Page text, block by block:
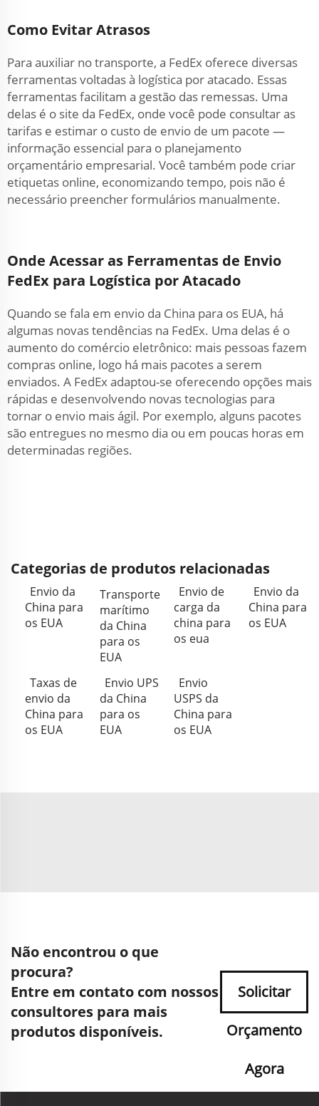
Como Evitar Atrasos
Para auxiliar no transporte, a FedEx oferece diversas
ferramentas voltadas à logística por atacado. Essas
ferramentas facilitam a gestão das remessas. Uma
delas é o site da FedEx, onde você pode consultar as
tarifas e estimar o custo de envio de um pacote —
informação essencial para o planejamento
orçamentário empresarial. Você também pode criar
etiquetas online, economizando tempo, pois não é
necessário preencher formulários manualmente.
Onde Acessar as Ferramentas de Envio
FedEx para Logística por Atacado
Quando se fala em envio da China para os EUA, há
algumas novas tendências na FedEx. Uma delas é o
aumento do comércio eletrônico: mais pessoas fazem
compras online, logo há mais pacotes a serem
enviados. A FedEx adaptou-se oferecendo opções mais
rápidas e desenvolvendo novas tecnologias para
tornar o envio mais ágil. Por exemplo, alguns pacotes
são entregues no mesmo dia ou em poucas horas em
determinadas regiões.
Categorias de produtos relacionadas
Envio da
China para
os EUA
Transporte
marítimo
da China
para os
EUA
Envio de
carga da
china para
os eua
Envio da
China para
os EUA
Taxas de
envio da
China para
os EUA
Envio UPS
da China
para os
EUA
Envio
USPS da
China para
os EUA
Não encontrou o que
procura?
Entre em contato com nossos
consultores para mais
produtos disponíveis.
Solicitar
Orçamento
Agora